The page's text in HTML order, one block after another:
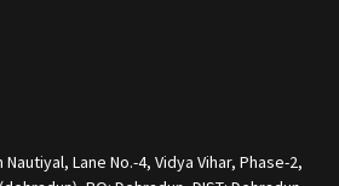
Nautiyal, Lane No.-4, Vidya Vihar, Phase-2,